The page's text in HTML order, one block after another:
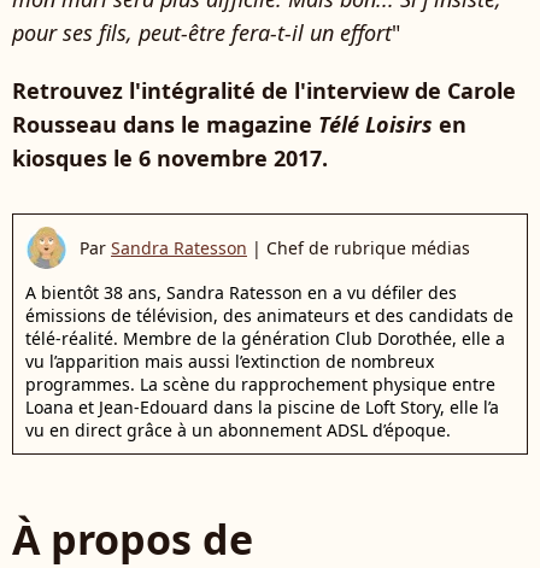
pour ses fils, peut-être fera-t-il un effort"
Retrouvez l'intégralité de l'interview de Carole
Rousseau dans le magazine Télé Loisirs en
kiosques le 6 novembre 2017.
Par Sandra Ratesson | Chef de rubrique médias
A bientôt 38 ans, Sandra Ratesson en a vu défiler des
émissions de télévision, des animateurs et des candidats de
télé-réalité. Membre de la génération Club Dorothée, elle a
vu l’apparition mais aussi l’extinction de nombreux
programmes. La scène du rapprochement physique entre
Loana et Jean-Edouard dans la piscine de Loft Story, elle l’a
vu en direct grâce à un abonnement ADSL d’époque.
À propos de